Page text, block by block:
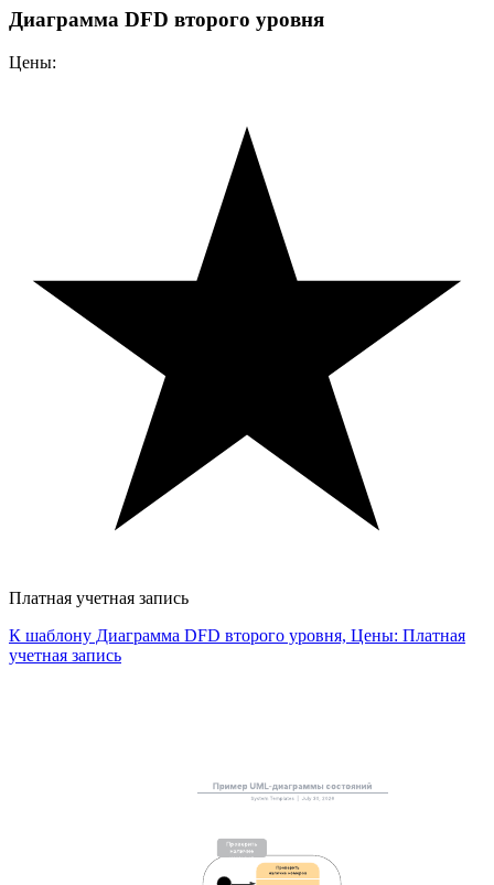
Диаграмма DFD второго уровня
Цены:
Платная учетная запись
К шаблону Диаграмма DFD второго уровня, Цены: Платная
учетная запись